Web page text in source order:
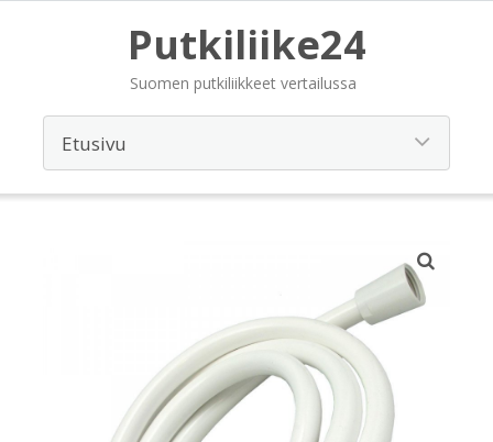
Putkiliike24
Suomen putkiliikkeet vertailussa